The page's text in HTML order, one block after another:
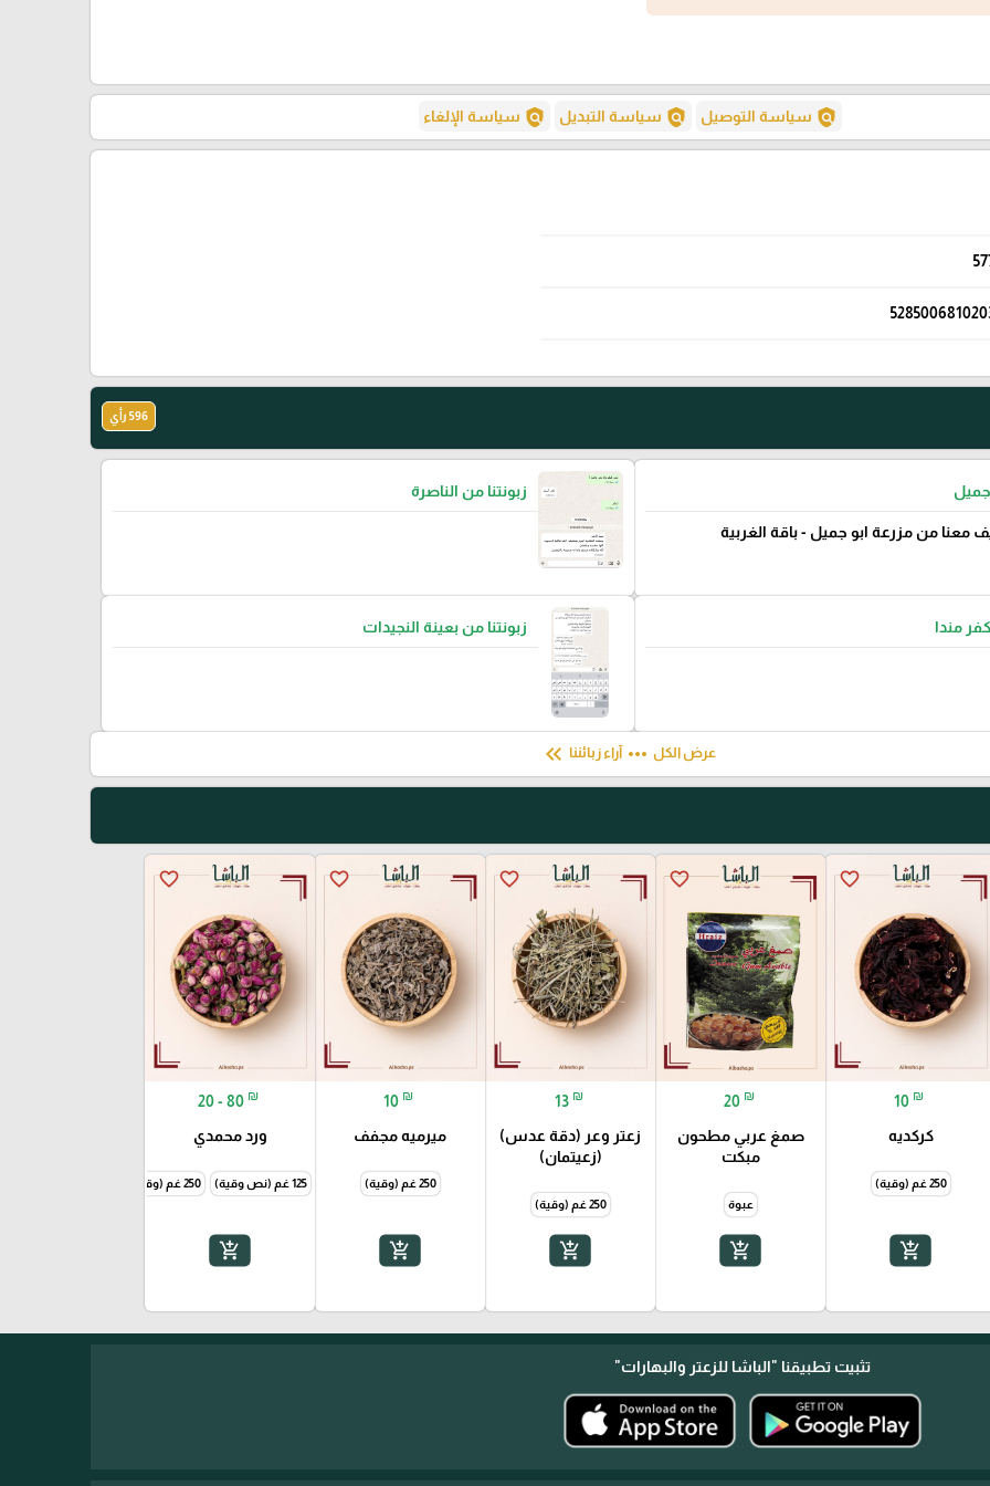
policy سياسة التوصيل policy سياسة التبديل policy سياسة الإلغاء
596 رأي
معنا من مزرعة ابو جميل - باقة الغربية
زبونتنا من الناصرة
مندا زبونتنا من بعينة النجيدات
عرض الكل more_horiz آراء زبائننا keyboard_double_arrow_left
favorite_border
10 ₪
كركديه
250 غم (وقية)
add_shopping_cart
favorite_border
20 ₪
صمغ عربي مطحون
مبكت
عبوة
add_shopping_cart
favorite_border
13 ₪
زعتر وعر (دقة عدس)
(زعيتمان)
250 غم (وقية)
add_shopping_cart
favorite_border
10 ₪
ميرميه مجفف
250 غم (وقية)
add_shopping_cart
favorite_border
20 - 80 ₪
ورد محمدي
125 غم (نص وقية) 250 غم (وقية)
add_shopping_cart
تثبيت تطبيقنا "الباشا للزعتر والبهارات"